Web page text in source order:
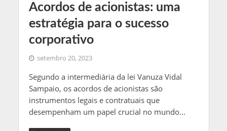
Acordos de acionistas: uma
estratégia para o sucesso
corporativo
setembro 20, 2023
Segundo a intermediária da lei Vanuza Vidal
Sampaio, os acordos de acionistas são
instrumentos legais e contratuais que
desempenham um papel crucial no mundo...